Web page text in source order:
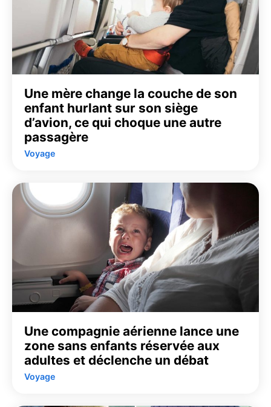
Une mère change la couche de son
enfant hurlant sur son siège
d’avion, ce qui choque une autre
passagère
Voyage
Une compagnie aérienne lance une
zone sans enfants réservée aux
adultes et déclenche un débat
Voyage